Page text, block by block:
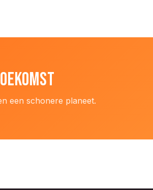
een schonere planeet.